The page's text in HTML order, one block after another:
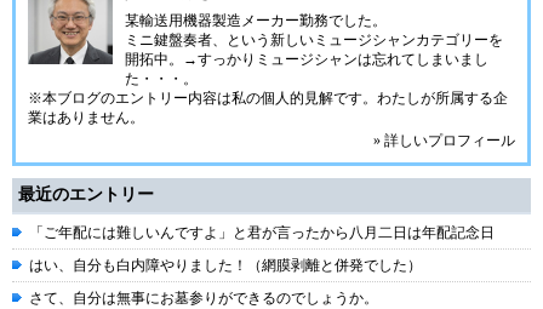
某輸送用機器製造メーカー勤務でした。
ミニ鍵盤奏者、という新しいミュージシャンカテゴリーを
開拓中。→すっかりミュージシャンは忘れてしまいまし
た・・・。
※本ブログのエントリー内容は私の個人的見解です。わたしが所属する企
業はありません。
» 詳しいプロフィール
最近のエントリー
「ご年配には難しいんですよ」と君が言ったから八月二日は年配記念日
はい、自分も白内障やりました！（網膜剥離と併発でした）
さて、自分は無事にお墓参りができるのでしょうか。